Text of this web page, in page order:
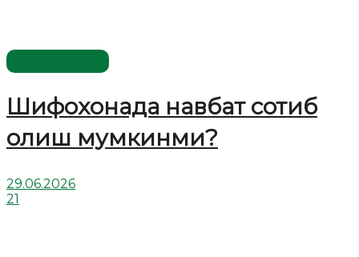
Шифохонада навбат сотиб
олиш мумкинми?
29.06.2026
21